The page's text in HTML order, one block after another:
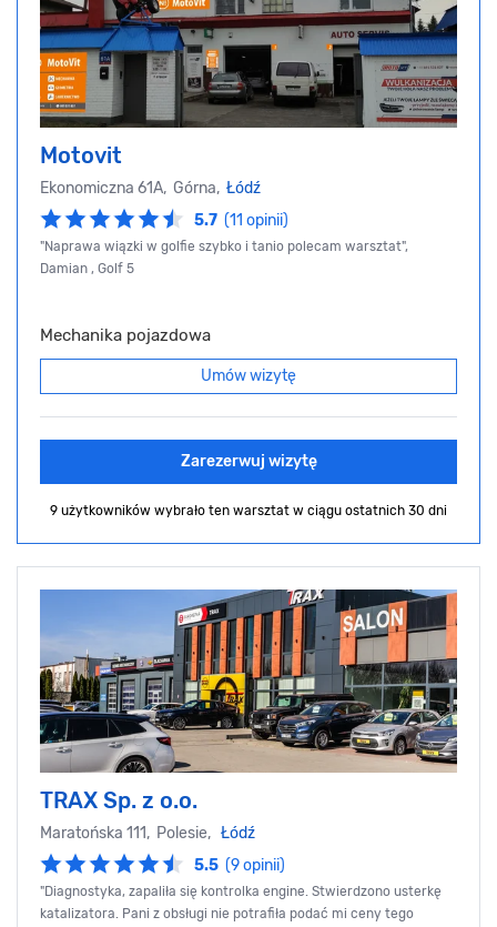
Motovit
Ekonomiczna 61A, Górna, Łódź
5.7 (11 opinii)
"Naprawa wiązki w golfie szybko i tanio polecam warsztat",
Damian , Golf 5
Mechanika pojazdowa
Umów wizytę
Zarezerwuj wizytę
9 użytkowników wybrało ten warsztat w ciągu ostatnich 30 dni
TRAX Sp. z o.o.
Maratońska 111, Polesie, Łódź
5.5 (9 opinii)
"Diagnostyka, zapaliła się kontrolka engine. Stwierdzono usterkę
katalizatora. Pani z obsługi nie potrafiła podać mi ceny tego